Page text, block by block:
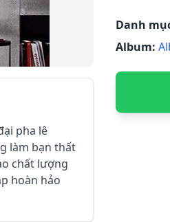
pha lê
làm bạn thất
chất lượng
hoàn hảo
Danh
Album: